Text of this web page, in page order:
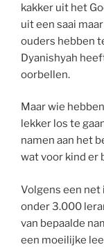
kakker uit het
uit een saai
ouders hebben
Dyanishyah
oorbellen.
Maar wie
lekker los te
namen aan het
wat voor kind er
Volgens een net
onder 3.000
van bepaalde
een moeilijke